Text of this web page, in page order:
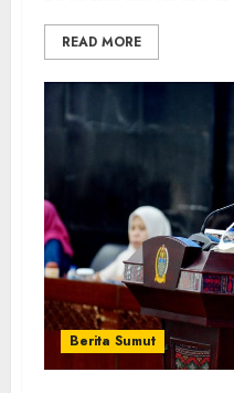
READ MORE
Berita Sumut